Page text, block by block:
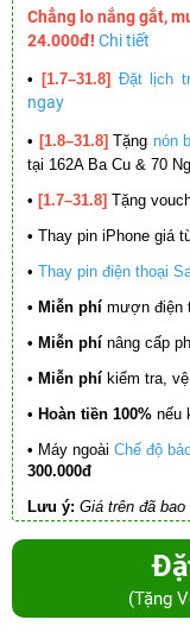
Chẳng lo nắng gắt,
24.000đ! Chi tiết
• [1.7–31.8] Đặt lịch
ngay
• [1.8–31.8] Tặng nón
tại 162A Ba Cu & 70
• [1.7–31.8] Tặng
• Thay pin iPhone giá
• Thay pin điện thoại
• Miễn phí mượn điện
• Miễn phí nâng cấp
• Miễn phí kiểm tra,
• Hoàn tiền 100% nếu
• Máy ngoài Chế độ
300.000đ
Lưu ý: Giá trên đã
(Tặng